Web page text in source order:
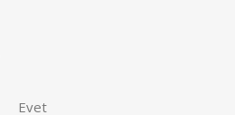
Evet